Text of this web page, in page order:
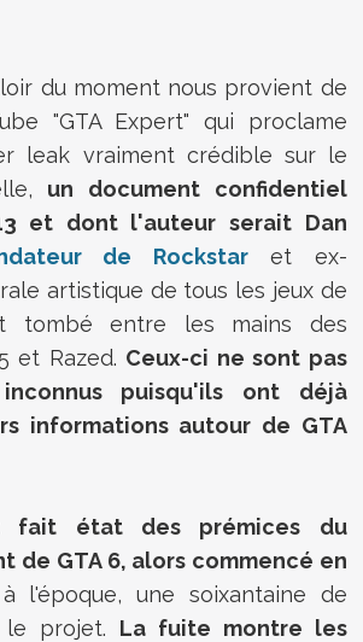
du moment nous provient de
"GTA Expert" qui proclame
leak vraiment crédible sur le
un document confidentiel
et dont l'auteur serait Dan
de Rockstaret ex-
artistique de tous les jeux de
tombé entre les mains des
et Razed. Ceux-ci ne sont pas
puisqu'ils ont déjà
informations autour de GTA
fait état des prémices du
de GTA 6, alors commencé en
l'époque, une soixantaine de
le projet. La fuite montre les